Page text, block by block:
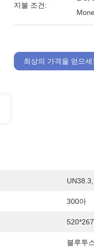
지불 조건:
최상의 가격을 얻으세
300아
블루투